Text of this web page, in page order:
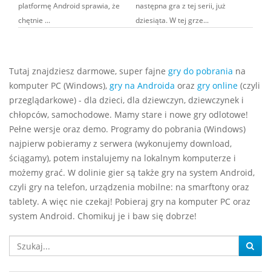
platformę Android sprawia, że
chętnie ...
następna gra z tej serii, już
dziesiąta. W tej grze...
Tutaj znajdziesz darmowe, super fajne gry do pobrania na
komputer PC (Windows), gry na Androida oraz gry online (czyli
przeglądarkowe) - dla dzieci, dla dziewczyn, dziewczynek i
chłopców, samochodowe. Mamy stare i nowe gry odlotowe!
Pełne wersje oraz demo. Programy do pobrania (Windows)
najpierw pobieramy z serwera (wykonujemy download,
ściągamy), potem instalujemy na lokalnym komputerze i
możemy grać. W dolinie gier są także gry na system Android,
czyli gry na telefon, urządzenia mobilne: na smarftony oraz
tablety. A więc nie czekaj! Pobieraj gry na komputer PC oraz
system Android. Chomikuj je i baw się dobrze!